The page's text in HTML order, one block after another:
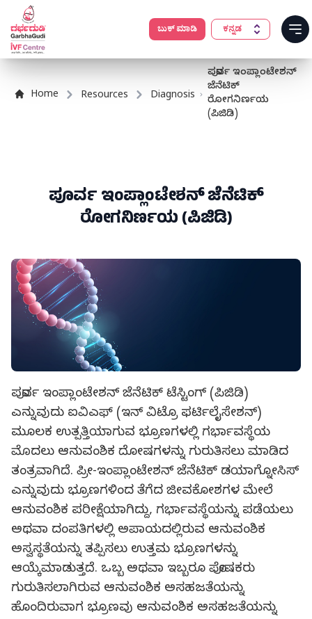
ಬುಕ್ ಮಾಡಿ ಕನ್ನಡ
Home Resources Diagnosis
ಪೂರ್ವ ಇಂಪ್ಲಾಂಟೇಶನ್
ಜೆನೆಟಿಕ್
ರೋಗನಿರ್ಣಯ
(ಪಿಜಿಡಿ)
ಪೂರ್ವ ಇಂಪ್ಲಾಂಟೇಶನ್ ಜೆನೆಟಿಕ್
ರೋಗನಿರ್ಣಯ (ಪಿಜಿಡಿ)
ಪೂರ್ವ ಇಂಪ್ಲಾಂಟೇಶನ್ ಜೆನೆಟಿಕ್ ಟೆಸ್ಟಿಂಗ್ (ಪಿಜಿಡಿ)
ಎನ್ನುವುದು ಐವಿಎಫ್ (ಇನ್ ವಿಟ್ರೊ ಫರ್ಟಿಲೈಸೇಶನ್)
ಮೂಲಕ ಉತ್ಪತ್ತಿಯಾಗುವ ಭ್ರೂಣಗಳಲ್ಲಿ ಗರ್ಭಾವಸ್ಥೆಯ
ಮೊದಲು ಆನುವಂಶಿಕ ದೋಷಗಳನ್ನು ಗುರುತಿಸಲು ಮಾಡಿದ
ತಂತ್ರವಾಗಿದೆ. ಪ್ರೀ-ಇಂಪ್ಲಾಂಟೇಶನ್ ಜೆನೆಟಿಕ್ ಡಯಾಗ್ನೋಸಿಸ್
ಎನ್ನುವುದು ಭ್ರೂಣಗಳಿಂದ ತೆಗೆದ ಜೀವಕೋಶಗಳ ಮೇಲೆ
ಆನುವಂಶಿಕ ಪರೀಕ್ಷೆಯಾಗಿದ್ದು, ಗರ್ಭಾವಸ್ಥೆಯನ್ನು ಪಡೆಯಲು
ಅಥವಾ ದಂಪತಿಗಳಲ್ಲಿ ಅಪಾಯದಲ್ಲಿರುವ ಆನುವಂಶಿಕ
ಅಸ್ವಸ್ಥತೆಯನ್ನು ತಪ್ಪಿಸಲು ಉತ್ತಮ ಭ್ರೂಣಗಳನ್ನು
ಆಯ್ಕೆಮಾಡುತ್ತದೆ. ಒಬ್ಬ ಅಥವಾ ಇಬ್ಬರೂ ಪೋಷಕರು
ಗುರುತಿಸಲಾಗಿರುವ ಆನುವಂಶಿಕ ಅಸಹಜತೆಯನ್ನು
ಹೊಂದಿರುವಾಗ ಭ್ರೂಣವು ಆನುವಂಶಿಕ ಅಸಹಜತೆಯನ್ನು